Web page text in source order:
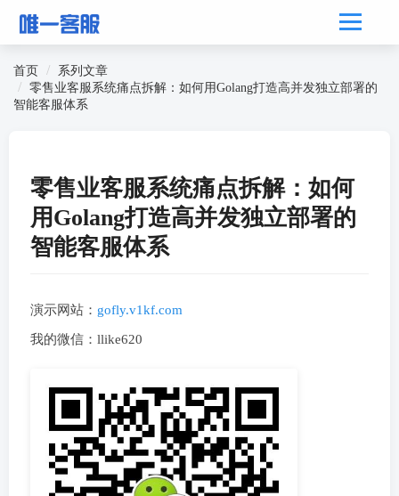
首页
系列文章
零售业客服系统痛点拆解：如何用Golang打造高并发独立部署的
智能客服体系
零售业客服系统痛点拆解：如何
用Golang打造高并发独立部署的
智能客服体系
演示网站： gofly.v1kf.com
我的微信：llike620